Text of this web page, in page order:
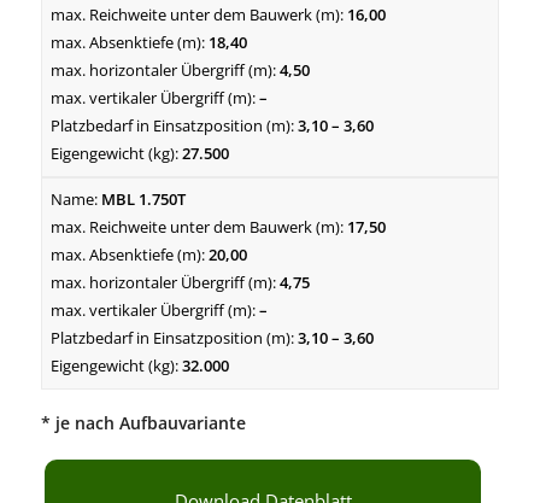
16,00
18,40
4,50
–
3,10 – 3,60
27.500
MBL 1.750T
17,50
20,00
4,75
–
3,10 – 3,60
32.000
* je nach Aufbauvariante